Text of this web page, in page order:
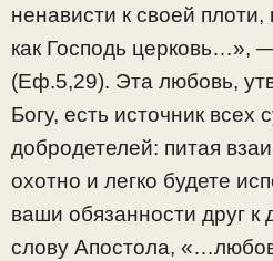
ненависти к своей плоти,
как Господь церковь…»,
(Еф.5,29). Эта любовь,
Богу, есть источник всех
добродетелей: питая
охотно и легко будете
ваши обязанности друг к
слову Апостола,